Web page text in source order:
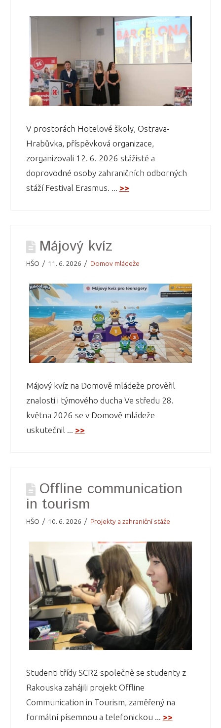
V prostorách Hotelové školy, Ostrava-
Hrabůvka, příspěvková organizace,
zorganizovali 12. 6. 2026 stážisté a
doprovodné osoby zahraničních odborných
stáží Festival Erasmus. ... >>
Májový kvíz
HŠO 11. 6. 2026 Domov mládeže
Májový kvíz na Domově mládeže prověřil
znalosti i týmového ducha Ve středu 28.
května 2026 se v Domově mládeže
uskutečnil ... >>
Offline communication
in tourism
HŠO 10. 6. 2026 Projekty a zahraniční stáže
Studenti třídy SCR2 společně se studenty z
Rakouska zahájili projekt Offline
Communication in Tourism, zaměřený na
formální písemnou a telefonickou ... >>